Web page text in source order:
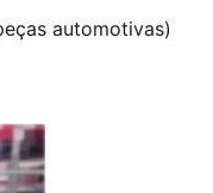
automotivas)